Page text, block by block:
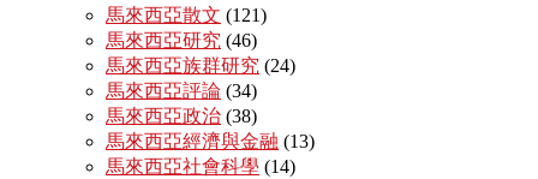
馬來西亞散文 (121)
馬來西亞研究 (46)
馬來西亞族群研究 (24)
馬來西亞評論 (34)
馬來西亞政治 (38)
馬來西亞經濟與金融 (13)
馬來西亞社會科學 (14)